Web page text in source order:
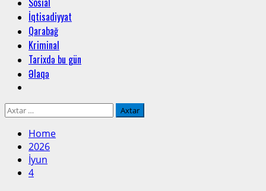
İqtisadiyyat
Qarabağ
Kriminal
Tarixdə bu gün
Əlaqə
Axtarış:
Home
2026
İyun
4